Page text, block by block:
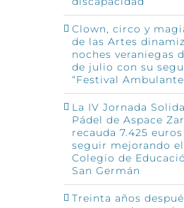
Clown, circo y
de las Artes
noches veraniegas
de julio con su
“Festival
La IV Jornada
Pádel de Aspace
recauda 7.425
seguir mejorando
Colegio de
San Germán
Treinta años